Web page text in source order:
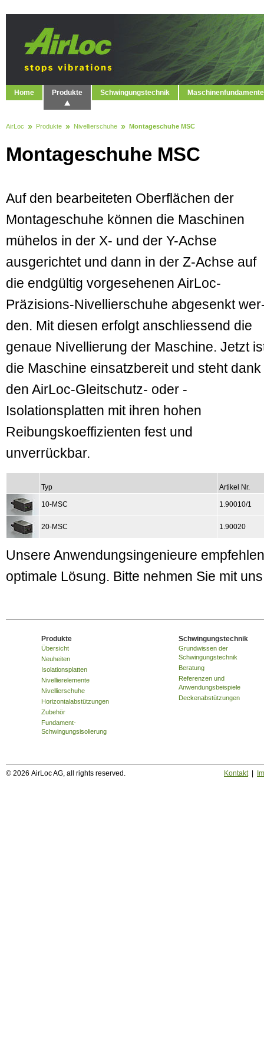
Home Produkte Schwingungstechnik Maschinenfundamente
AirLoc Produkte Nivellierschuhe Montageschuhe MSC
Montageschuhe MSC
Auf den bearbeiteten Oberflächen der
Montageschuhe können die Maschinen
mühelos in der X- und der Y-Achse
ausgerichtet und dann in der Z-Achse auf
die endgültig vorgesehenen AirLoc-
Präzisions-Nivellierschuhe abgesenkt
den. Mit diesen erfolgt anschliessend die
genaue Nivellierung der Maschine. Jetzt
die Maschine einsatzbereit und steht dank
den AirLoc-Gleitschutz- oder -
Isolationsplatten mit ihren hohen
Reibungskoeffizienten fest und
unverrückbar.
Typ Artikel Nr.
10-MSC 1.90010/1
20-MSC 1.90020
Unsere Anwendungsingenieure
optimale Lösung. Bitte nehmen Sie mit
Produkte
Übersicht
Neuheiten
Isolationsplatten
Nivellierelemente
Nivellierschuhe
Horizontalabstützungen
Zubehör
Fundament-
Schwingungsisolierung
Schwingungstechnik
Grundwissen der
Schwingungstechnik
Beratung
Referenzen und
Anwendungsbeispiele
Deckenabstützungen
© 2026 AirLoc AG, all rights reserved. Kontakt|